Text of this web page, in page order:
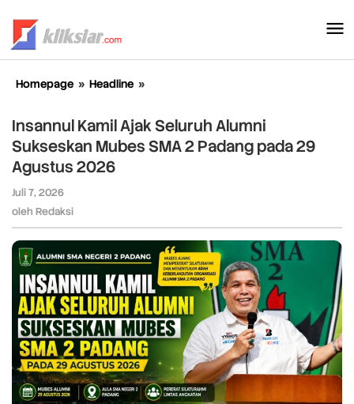
konten
Homepage » Headline »
Ajak
Seluruh
Alumni
Padang
pada
29
Agustus
2026
Insannul Kamil Ajak Seluruh Alumni
Sukseskan Mubes SMA 2 Padang pada 29
Agustus 2026
Juli 7, 2026
Redaksi
oleh Redaksi